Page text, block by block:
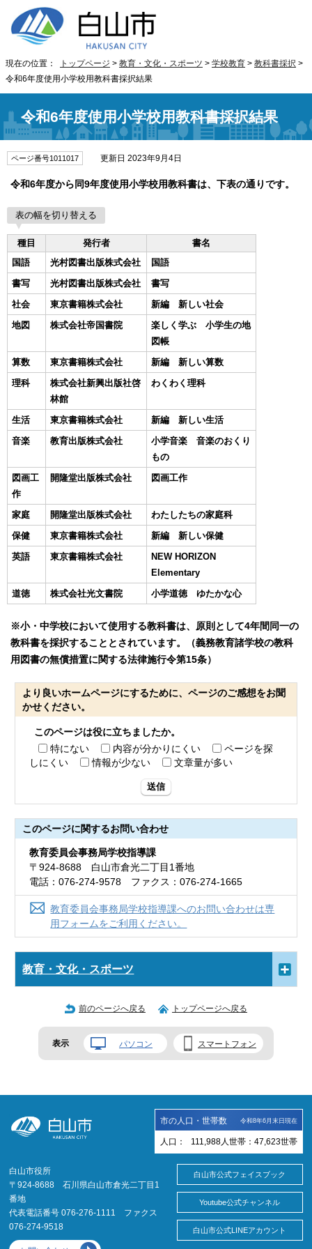
現在の位置： トップページ > 教育・文化・スポーツ > 学校教育 > 教科書採択 >
令和6年度使用小学校用教科書採択結果
令和6年度使用小学校用教科書採択結果
ページ番号1011017 更新日 2023年9月4日
令和6年度から同9年度使用小学校用教科書は、下表の通りです。
表の幅を切り替える
種目 発行者
書名
国語
光村図書出版株式会社
国語
書写
光村図書出版株式会社
書写
社会
東京書籍株式会社
新編 新しい社会
地図
株式会社帝国書院
楽しく学ぶ 小学生の地
図帳
算数
東京書籍株式会社
新編 新しい算数
理科
株式会社新興出版社啓
林館
わくわく理科
生活 東京書籍株式会社
新編 新しい生活
音楽
教育出版株式会社
小学音楽 音楽のおくり
もの
図画工
作
開隆堂出版株式会社 図画工作
家庭 開隆堂出版株式会社
わたしたちの家庭科
保健
東京書籍株式会社
新編 新しい保健
英語
東京書籍株式会社
NEW HORIZON
Elementary
道徳
株式会社光文書院 小学道徳 ゆたかな心
※小・中学校において使用する教科書は、原則として4年間同一の
教科書を採択することとされています。（義務教育諸学校の教科
用図書の無償措置に関する法律施行令第15条）
より良いホームページにするために、ページのご感想をお聞
かせください。
このページは役に立ちましたか。
特にない
内容が分かりにくい
ページを探
しにくい
情報が少ない 文章量が多い
送信
このページに関するお問い合わせ
教育委員会事務局学校指導課
〒924-8688 白山市倉光二丁目1番地
電話：076-274-9578 ファクス：076-274-1665
教育委員会事務局学校指導課へのお問い合わせは専
用フォームをご利用ください。
教育・文化・スポーツ
前のページへ戻る トップページへ戻る
表示 パソコン スマートフォン
市の人口・世帯数 令和8年6月末日現在
人口： 111,988 人 世帯： 47,623世帯
白山市役所
〒924-8688 石川県白山市倉光二丁目1
番地
代表電話番号 076-276-1111 ファクス
076-274-9518
白山市公式フェイスブック
Youtube公式チャンネル
白山市公式LINEアカウント